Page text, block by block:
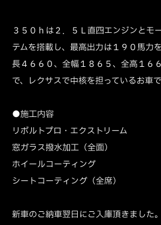
３５０ｈは２．５Ｌ直四エンジンとモ
テムを搭載し、最高出力は１９０馬力
長４６６０、全幅１８６５、全高１６
で、レクサスで中核を担っているお車で
●施工内容
リボルトプロ・エクストリーム
窓ガラス撥水加工（全面）
ホイールコーティング
シートコーティング（全席）
新車のご納車翌日にご入庫頂きました。